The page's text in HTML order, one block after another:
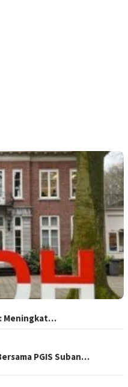
Meningkat…
PGIS Suban…